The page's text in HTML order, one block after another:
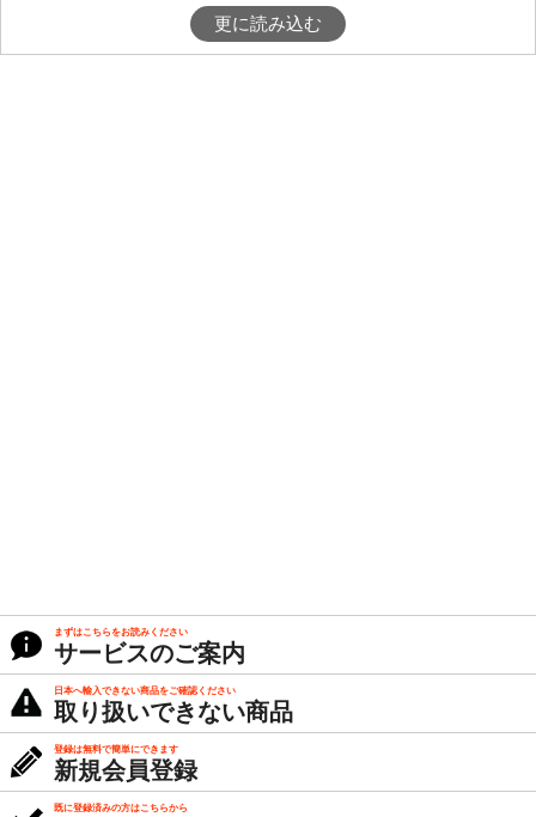
更に読み込む
まずはこちらをお読みください
サービスのご案内
日本へ輸入できない商品をご確認ください
取り扱いできない商品
登録は無料で簡単にできます
新規会員登録
既に登録済みの方はこちらから